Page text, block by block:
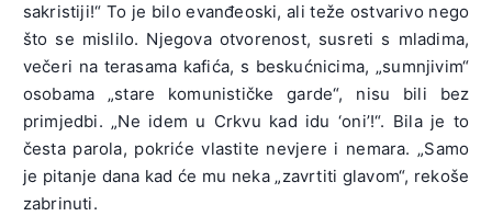
sakristiji!“ To je bilo evanđeoski, ali teže ostvarivo nego
što se mislilo. Njegova otvorenost, susreti s mladima,
večeri na terasama kafića, s beskućnicima, „sumnjivim“
osobama „stare komunističke garde“, nisu bili bez
primjedbi. „Ne idem u Crkvu kad idu ‘oni’!“. Bila je to
česta parola, pokriće vlastite nevjere i nemara. „Samo
je pitanje dana kad će mu neka „zavrtiti glavom“, rekoše
zabrinuti.